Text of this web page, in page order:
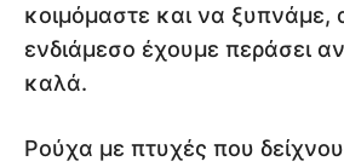
κοιμόμαστε και να ξυπνάμε,
ενδιάμεσο έχουμε περάσει
καλά.
Ρούχα με πτυχές που